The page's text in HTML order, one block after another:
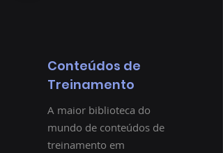
Conteúdos de
Treinamento
A maior biblioteca do
mundo de conteúdos de
treinamento em